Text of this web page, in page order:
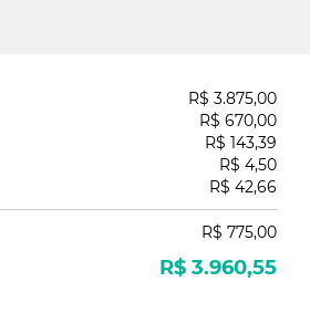
R$ 3.875,00
R$ 670,00
R$ 143,39
R$ 4,50
R$ 42,66
R$ 775,00
R$ 3.960,55